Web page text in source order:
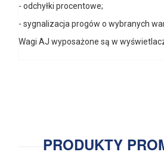
- odchyłki procentowe;
- sygnalizacja progów o wybranych
Wagi AJ wyposażone są w
PRODUKTY